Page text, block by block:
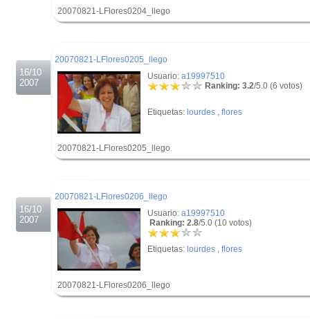
20070821-LFlores0204_llego
16/10
2007
20070821-LFlores0205_llego
Usuario: a19997510
Ranking: 3.2/5.0 (6 votos)
Etiquetas: lourdes , flores
20070821-LFlores0205_llego
16/10
2007
20070821-LFlores0206_llego
Usuario: a19997510
Ranking: 2.8/5.0 (10 votos)
Etiquetas: lourdes , flores
20070821-LFlores0206_llego